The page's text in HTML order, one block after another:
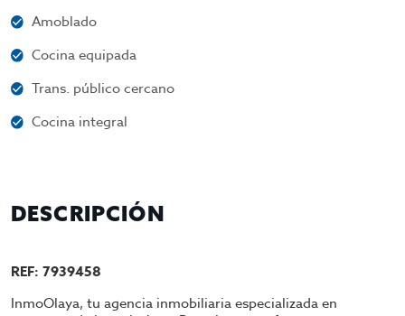
Amoblado
Cocina equipada
Trans. público cercano
Cocina integral
DESCRIPCIÓN
REF: 7939458
InmoOlaya, tu agencia inmobiliaria especializada en